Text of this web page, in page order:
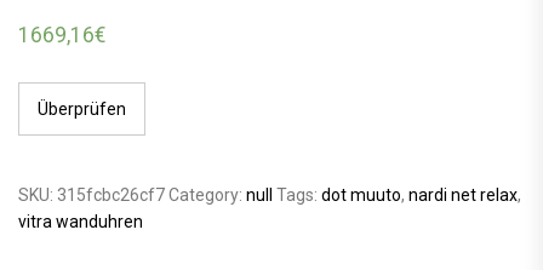
1669,16€
Überprüfen
SKU: 315fcbc26cf7Category: null Tags: dot muuto, nardi net relax,
vitra wanduhren